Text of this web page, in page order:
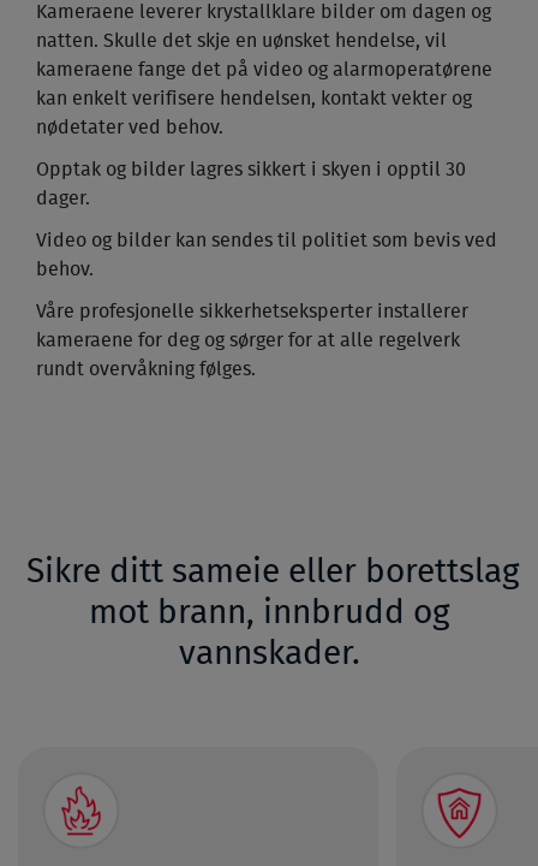
Kameraene leverer krystallklare bilder om dagen og
natten. Skulle det skje en uønsket hendelse, vil
kameraene fange det på video og alarmoperatørene
kan enkelt verifisere hendelsen, kontakt vekter og
nødetater ved behov.
Opptak og bilder lagres sikkert i skyen i opptil 30
dager.
Video og bilder kan sendes til politiet som bevis ved
behov.
Våre profesjonelle sikkerhetseksperter installerer
kameraene for deg og sørger for at alle regelverk
rundt overvåkning følges.
Sikre ditt sameie eller borettslag
mot brann, innbrudd og
vannskader.